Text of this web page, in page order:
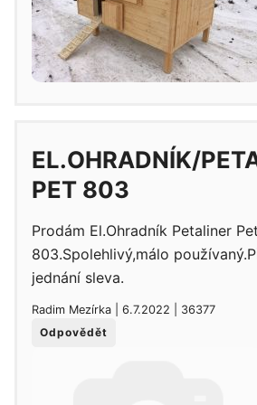
EL.OHRADNÍK/
PET 803
Prodám El.Ohradník Petaliner Pet
803.Spolehlivý,málo
jednání sleva.
Radim Mezírka | 6.7.2022 | 36377
Odpovědět